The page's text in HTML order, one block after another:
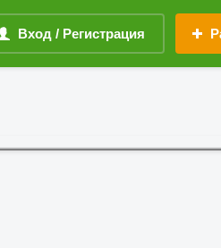
Вход / Регистрация